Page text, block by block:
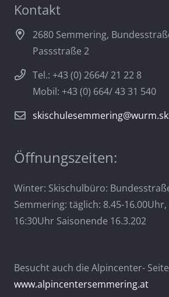
Kontakt
2680 Semmering,
Passstraße 2
Tel.: +43 (0) 2664/ 21 22 8
Mobil: +43 (0) 664/ 43 31 540
Öffnungszeiten:
Winter: Skischulbüro:
Semmering: täglich: 8.45-
16:30Uhr Saisonende 16.3.202
Besucht auch die Alpincenter-
www.alpincentersemmering.at